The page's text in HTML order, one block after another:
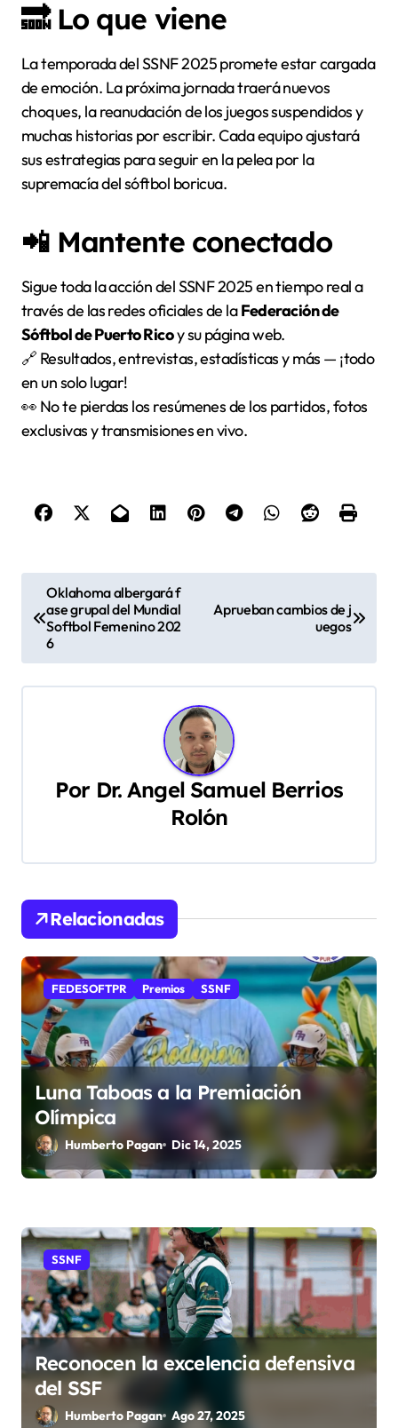
🔜 Lo que viene
La temporada del SSNF 2025 promete estar cargada
de emoción. La próxima jornada traerá nuevos
choques, la reanudación de los juegos suspendidos y
muchas historias por escribir. Cada equipo ajustará
sus estrategias para seguir en la pelea por la
supremacía del sóftbol boricua.
📲 Mantente conectado
Sigue toda la acción del SSNF 2025 en tiempo real a
través de las redes oficiales de laFederación de
Sóftbol de Puerto Ricoy su página web.
🔗 Resultados, entrevistas, estadísticas y más — ¡todo
en un solo lugar!
👀 No te pierdas los resúmenes de los partidos, fotos
exclusivas y transmisiones en vivo.
a
v
e
n
d
e
e
n
a
a
s
Oklahoma albergará f
ase grupal del Mundial
Softbol Femenino 202
6
Aprueban cambios de j
uegos
Por Dr. Angel Samuel Berrios
Rolón
Relacionadas
FEDESOFTPR Premios SSNF
Luna Taboas a la Premiación
Olímpica
Humberto Pagan Dic 14, 2025
SSNF
Reconocen la excelencia defensiva
del SSF
Humberto Pagan Ago 27, 2025